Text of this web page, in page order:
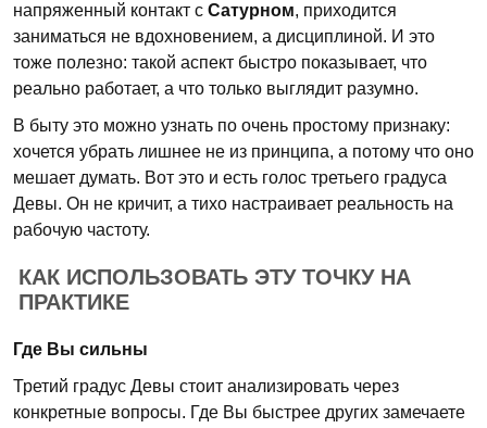
напряженный контакт с Сатурном, приходится
заниматься не вдохновением, а дисциплиной. И это
тоже полезно: такой аспект быстро показывает, что
реально работает, а что только выглядит разумно.
В быту это можно узнать по очень простому признаку:
хочется убрать лишнее не из принципа, а потому что оно
мешает думать. Вот это и есть голос третьего градуса
Девы. Он не кричит, а тихо настраивает реальность на
рабочую частоту.
КАК ИСПОЛЬЗОВАТЬ ЭТУ ТОЧКУ НА
ПРАКТИКЕ
Где Вы сильны
Третий градус Девы стоит анализировать через
конкретные вопросы. Где Вы быстрее других замечаете